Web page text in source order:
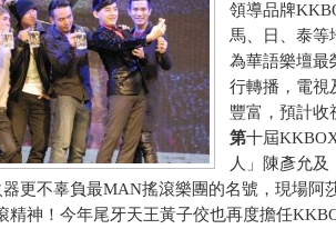
領導品牌
馬、日、泰等
為華語樂壇最
行轉播，電視
豐富，預計收
第十屆
人」陳彥允
更不辜負最MAN搖滾樂團的名號，現場阿
精神！今年尾牙天王黃子佼也再度擔任